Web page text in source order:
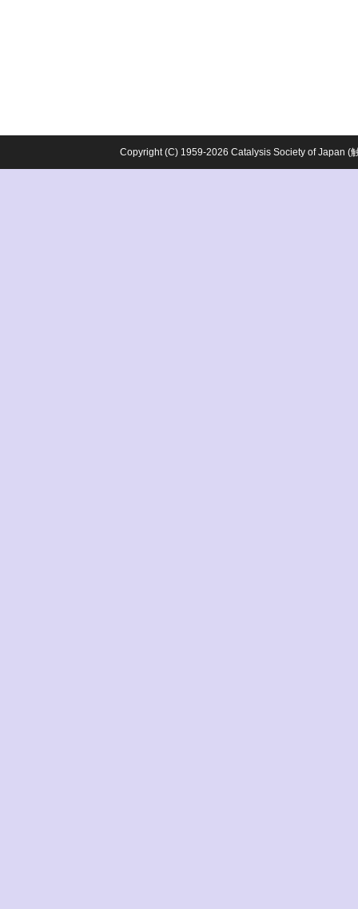
Copyright (C) 1959-2026 Catalysis Society of Japan (